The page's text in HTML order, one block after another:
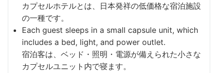
カプセルホテルとは、日本発祥の低価格な宿泊施設
の一種です。
Each guest sleeps in a small capsule unit, which
includes a bed, light, and power outlet.
宿泊客は、ベッド・照明・電源が備えられた小さな
カプセルユニット内で寝ます。